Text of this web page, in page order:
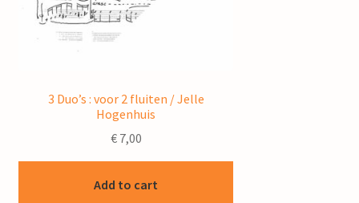
3 Duo’s : voor 2 fluiten / Jelle
Hogenhuis
€7,00
Add to cart